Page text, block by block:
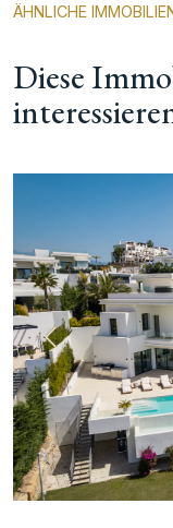
ÄHNLICHE
Diese
Vorherige